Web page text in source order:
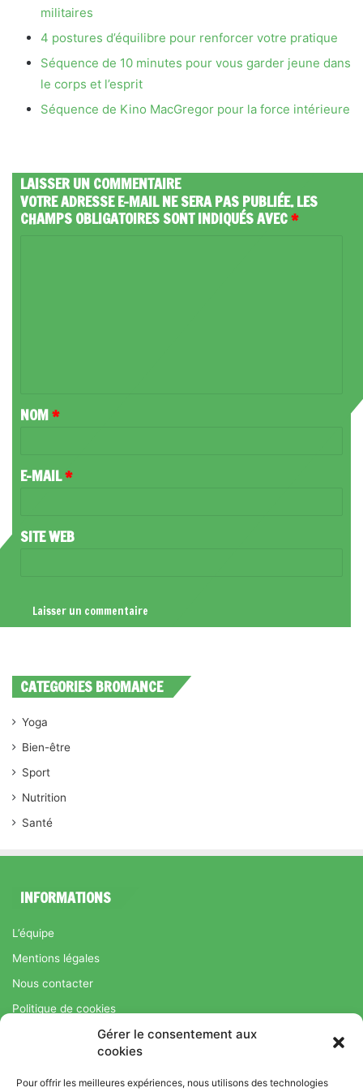
Gérer le consentement aux
cookies
Pour offrir les meilleures expériences, nous utilisons des technologies
militaires
4 postures d’équilibre pour renforcer votre pratique
Séquence de 10 minutes pour vous garder jeune dans
le corps et l’esprit
Séquence de Kino MacGregor pour la force intérieure
LAISSER UN COMMENTAIRE
VOTRE ADRESSE E-MAIL NE SERA PAS PUBLIÉE.LES
CHAMPS OBLIGATOIRES SONT INDIQUÉS AVEC*
A
R
NOM*
E-MAIL*
SITE WEB
CATEGORIES BROMANCE
Yoga
Bien-être
Sport
Nutrition
Santé
INFORMATIONS
L’équipe
Mentions légales
Nous contacter
Politique de cookies
Régime Savoir Maigrir.fr : La méthode Jean-Michel Cohen pour
une perte de poids durable